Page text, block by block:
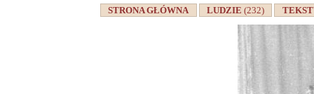
STRONA GŁÓWNA LUDZIE(232)